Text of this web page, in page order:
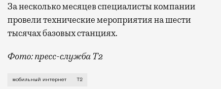
За несколько месяцев специалисты компании
провели технические мероприятия на шести
тысячах базовых станциях.
Фото: пресс-служба Т2
Мобильный оператор Т2 завершил работы по
мобильный интернет Т2